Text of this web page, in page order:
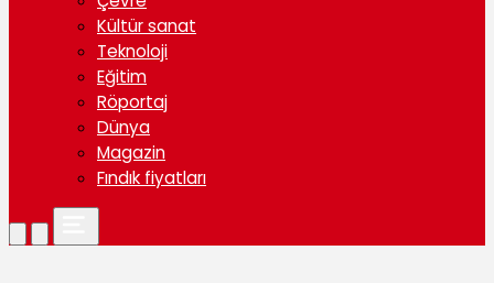
Kültür sanat
Teknoloji
Eğitim
Röportaj
Dünya
Magazin
Fındık fiyatları